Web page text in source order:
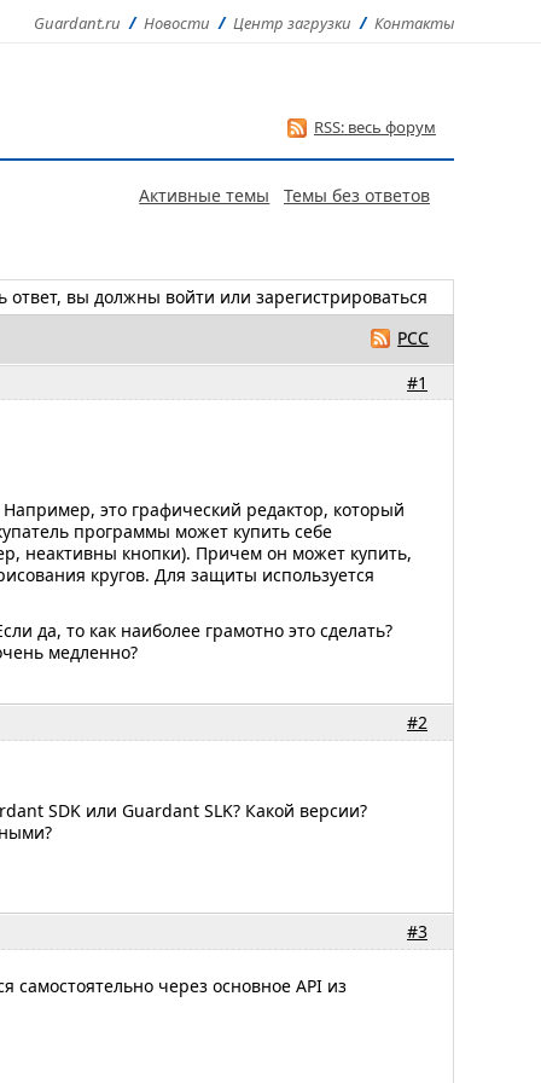
Guardant.ru Новости Центр загрузки Контакты
RSS: весь форум
Активные темы Темы без ответов
ответ, вы должны войти или зарегистрироваться
РСС
#1
это графический редактор, который
программы может купить себе
неактивны кнопки). Причем он может купить,
кругов. Для защиты используется
да, то как наиболее грамотно это сделать?
медленно?
#2
SDK или Guardant SLK? Какой версии?
#3
через основное API из